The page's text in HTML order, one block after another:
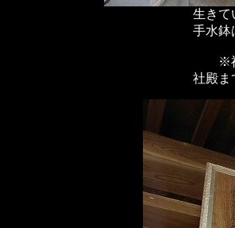
生きて
手水鉢
※
社殿ま